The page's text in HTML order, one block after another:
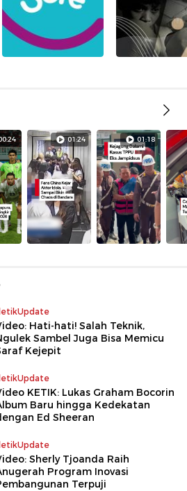
01:24 01:18
Hati-hati! Salah Teknik,
Sambel Juga Bisa Memicu
Kejepit
KETIK: Lukas Graham Bocorin
Baru hingga Kedekatan
Ed Sheeran
Sherly Tjoanda Raih
Program Inovasi
Terpuji